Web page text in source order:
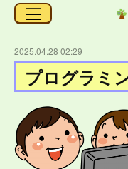
2025.04.28 02:29
プログラミ